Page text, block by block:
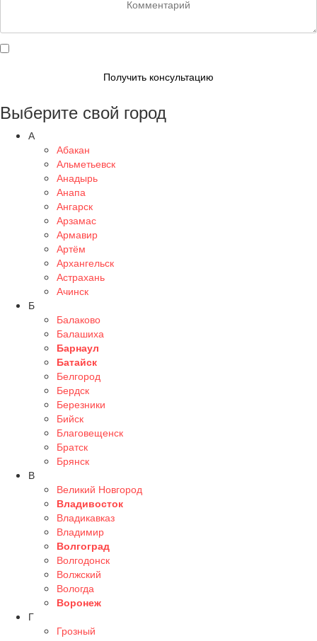
Получить консультацию
Выберите свой город
А
Абакан
Альметьевск
Анадырь
Анапа
Ангарск
Арзамас
Армавир
Артём
Архангельск
Астрахань
Ачинск
Б
Балаково
Балашиха
Барнаул
Батайск
Белгород
Бердск
Березники
Бийск
Благовещенск
Братск
Брянск
В
Великий Новгород
Владивосток
Владикавказ
Владимир
Волгоград
Волгодонск
Волжский
Вологда
Воронеж
Г
Грозный